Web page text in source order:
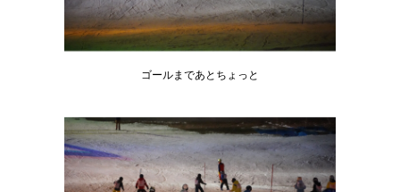
ゴールまであとちょっと